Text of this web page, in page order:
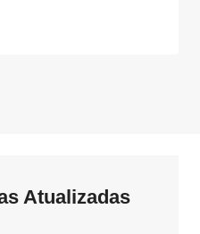
Atualizadas